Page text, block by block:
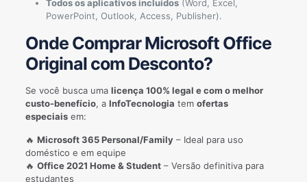
Todos os aplicativos incluídos(Word, Excel,
PowerPoint, Outlook, Access, Publisher).
Onde Comprar Microsoft Office
Original com Desconto?
Se você busca uma licença 100% legal e com o melhor
custo-benefício, a InfoTecnologia tem ofertas
especiaisem:
🔥 Microsoft 365 Personal/Family– Ideal para uso
doméstico e em equipe
🔥 Office 2021 Home & Student– Versão definitiva para
estudantes